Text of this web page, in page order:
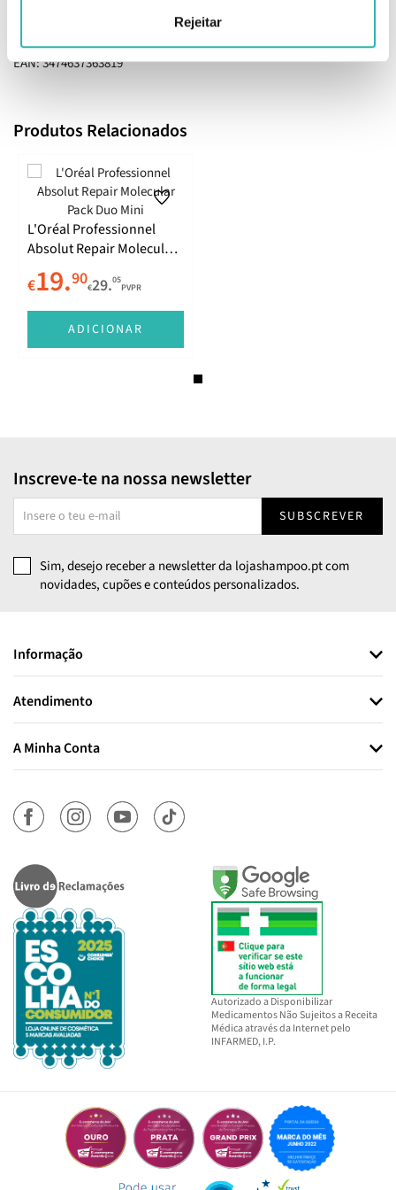
Rejeitar
sem preocupações, garantindo que o cabelo revela todo o seu
EAN: 3474637363819
Produtos Relacionados
L'Oréal Professionnel
Absolut Repair Molecular
Pack Duo Mini
€19.90€29.05
PVPR
ADICIONAR
Inscreve-te na nossa newsletter
SUBSCREVER
Sim, desejo receber a newsletter da lojashampoo.pt com
novidades, cupões e conteúdos personalizados.
Informação
Atendimento
A Minha Conta
Autorizado a Disponibilizar
Medicamentos Não Sujeitos a Receita
Médica através da Internet pelo
INFARMED, I.P.